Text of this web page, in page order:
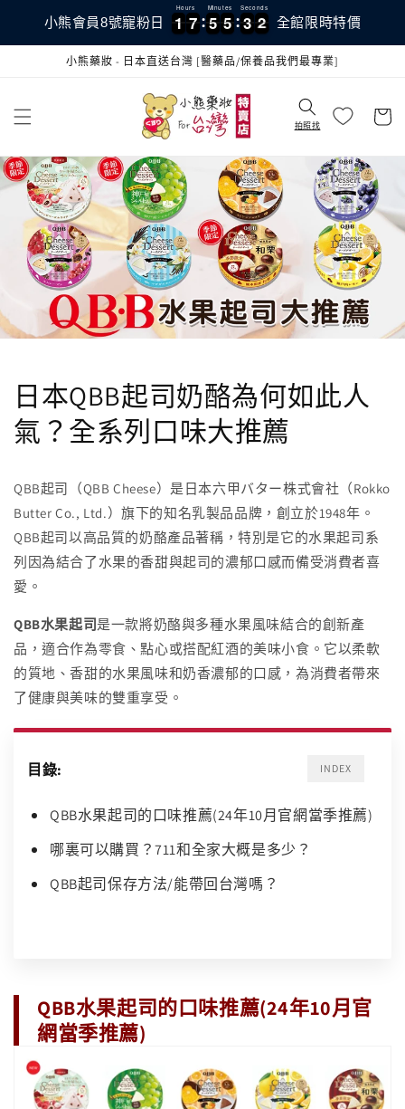
跳至內
小熊會員8號寵粉日 1
1
1
1 7
7
7
7
Hours
5
5
5
5 5
5
5
5
Minutes
3
3
3
3 1
1
2
Seconds
全館限時特價
小熊藥妝 - 日本直送台灣 [醫藥品/保養品我們最專業]
拍照找
物
日本QBB起司奶酪為何如此人
氣？全系列口味大推薦
QBB起司（QBB Cheese）是日本六甲バター株式會社（Rokko
Butter Co., Ltd.）旗下的知名乳製品品牌，創立於1948年。
QBB起司以高品質的奶酪產品著稱，特別是它的水果起司系
列因為結合了水果的香甜與起司的濃郁口感而備受消費者喜
愛。
QBB水果起司是一款將奶酪與多種水果風味結合的創新產
品，適合作為零食、點心或搭配紅酒的美味小食。它以柔軟
的質地、香甜的水果風味和奶香濃郁的口感，為消費者帶來
了健康與美味的雙重享受。
目錄:
QBB水果起司的口味推薦(24年10月官網當季推薦)
哪裏可以購買？711和全家大概是多少？
QBB起司保存方法/能帶回台灣嗎？
QBB水果起司的口味推薦(24年10月官
網當季推薦)